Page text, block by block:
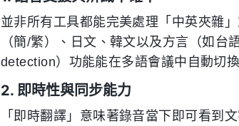
並非所有工具都能完美處理「中英夾雜
（簡/繁）、日文、韓文以及方言（如
detection）功能能在多語會議中自動切
2. 即時性與同步能力
「即時翻譯」意味著錄音當下即可看到